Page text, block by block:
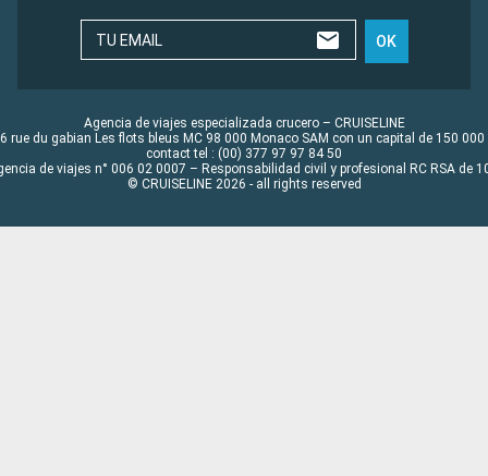
TU EMAIL OK
Agencia de viajes especializada crucero – CRUISELINE
rue du gabian Les flots bleus MC 98 000 Monaco SAM con un capital de 150 000
contact tel : (00) 377 97 97 84 50
de viajes n° 006 02 0007 – Responsabilidad civil y profesional RC RSA de
© CRUISELINE 2026 - all rights reserved